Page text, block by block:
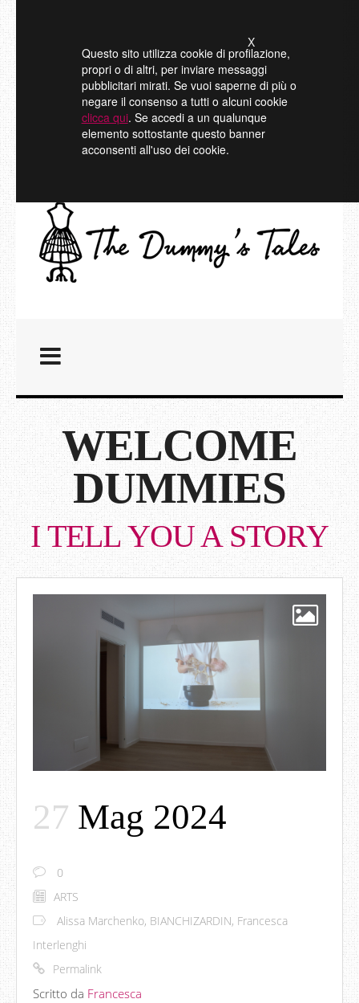
Questo sito utilizza cookie di profilazione,
propri o di altri, per inviare messaggi
pubblicitari mirati. Se vuoi saperne di più o
negare il consenso a tutti o alcuni cookie
clicca qui. Se accedi a un qualunque
elemento sottostante questo banner
acconsenti all'uso dei cookie.
X
WELCOME
DUMMIES
I TELL YOU A STORY
27 Mag 2024
0
ARTS
Alissa Marchenko, BIANCHIZARDIN, Francesca
Interlenghi
Permalink
Scritto da Francesca